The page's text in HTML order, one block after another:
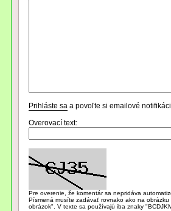
Prihláste sa a povoľte si emailové
Overovací text:
Pre overenie, že komentár sa nepridáva
Písmená musíte zadávať rovnako ako na
obrázok". V texte sa používajú iba znaky